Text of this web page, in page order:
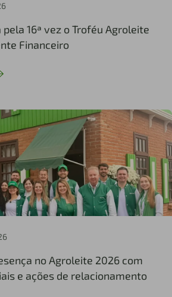
16ª vez o Troféu Agroleite
Financeiro
no Agroleite 2026 com
e ações de relacionamento